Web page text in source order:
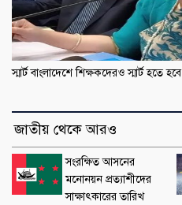
স্মার্ট বাংলাদেশে শিক্ষকদেরও স্মার্ট হতে হবে
জাতীয় থেকে আরও
সংরক্ষিত আসনের
মনোনয়ন প্রত্যাশীদের
সাক্ষাৎকারের তারিখ